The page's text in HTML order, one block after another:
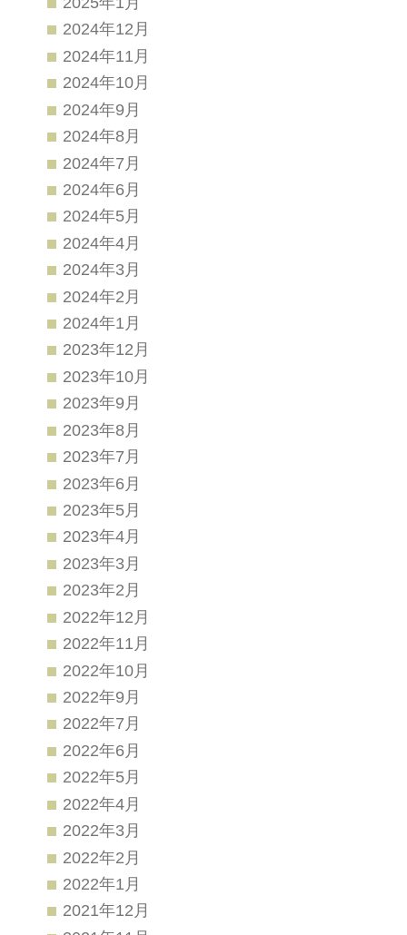
2024年12月
2024年11月
2024年10月
2024年9月
2024年8月
2024年7月
2024年6月
2024年5月
2024年4月
2024年3月
2024年2月
2024年1月
2023年12月
2023年10月
2023年9月
2023年8月
2023年7月
2023年6月
2023年5月
2023年4月
2023年3月
2023年2月
2022年12月
2022年11月
2022年10月
2022年9月
2022年7月
2022年6月
2022年5月
2022年4月
2022年3月
2022年2月
2022年1月
2021年12月